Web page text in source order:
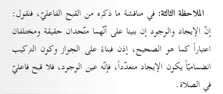
الملاحظة الثالثة: في مناقشة ما ذكره من القبح الفاعليّ، فنقول:
إنّ الإيجاد والوجود إن بنينا على أنّهما متّحدان حقيقة ومختلفان
اعتباراً كما هو الصحيح، إذن فبناءً على الجواز وكون التركيب
انضماميّاً يكون الإيجاد متعدّداً، فإنّه عين الوجود، فلا قبح فاعليّ
في الصلاة.